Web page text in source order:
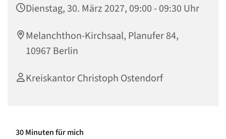
Dienstag, 30. März 2027, 09:00 - 09:30 Uhr
Melanchthon-Kirchsaal, Planufer 84,
10967 Berlin
Kreiskantor Christoph Ostendorf
30 Minuten für mich